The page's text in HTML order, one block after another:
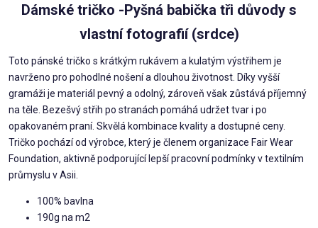
Dámské tričko -Pyšná babička tři důvody s
vlastní fotografií (srdce)
Toto pánské tričko s krátkým rukávem a kulatým výstřihem je
navrženo pro pohodlné nošení a dlouhou životnost. Díky vyšší
gramáži je materiál pevný a odolný, zároveň však zůstává příjemný
na těle. Bezešvý střih po stranách pomáhá udržet tvar i po
opakovaném praní. Skvělá kombinace kvality a dostupné ceny.
Tričko pochází od výrobce, který je členem organizace Fair Wear
Foundation, aktivně podporující lepší pracovní podmínky v textilním
průmyslu v Asii.
100% bavlna
190g na m2